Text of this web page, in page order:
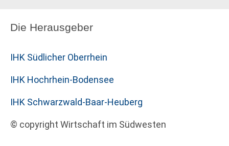
Die Herausgeber
IHK Südlicher Oberrhein
IHK Hochrhein-Bodensee
IHK Schwarzwald-Baar-Heuberg
© copyright Wirtschaft im Südwesten